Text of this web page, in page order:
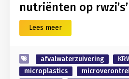
nutriënten op rwzi’s’
Lees meer
afvalwaterzuivering
microplastics